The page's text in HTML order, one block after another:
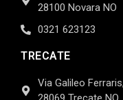
28100 Novara NO
0321 623123
TRECATE
Via Galileo